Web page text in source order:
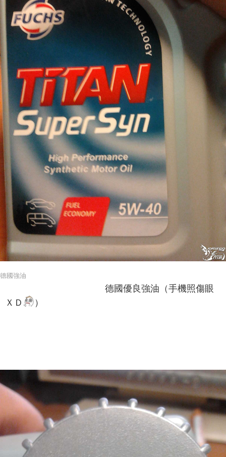
德國強油
德國優良強油（手機照傷眼
ＸＤ
）